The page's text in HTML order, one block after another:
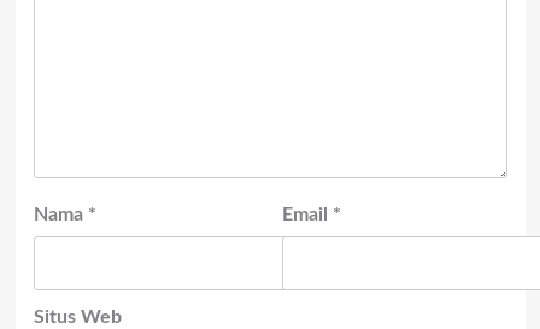
Nama * Email *
Situs Web